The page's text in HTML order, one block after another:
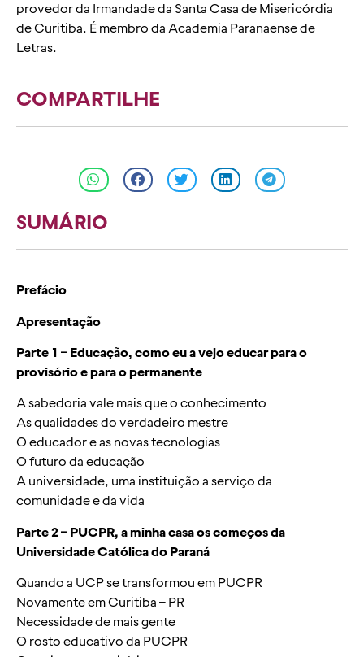
provedor da Irmandade da Santa Casa de Misericórdia
de Curitiba. É membro da Academia Paranaense de
Letras.
COMPARTILHE
SUMÁRIO
Prefácio
Apresentação
Parte 1 – Educação, como eu a vejo educar para o
provisório e para o permanente
A sabedoria vale mais que o conhecimento
As qualidades do verdadeiro mestre
O educador e as novas tecnologias
O futuro da educação
A universidade, uma instituição a serviço da
comunidade e da vida
Parte 2 – PUCPR, a minha casa os começos da
Universidade Católica do Paraná
Quando a UCP se transformou em PUCPR
Novamente em Curitiba – PR
Necessidade de mais gente
O rosto educativo da PUCPR